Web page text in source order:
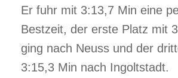
Er fuhr mit 3:13,7 Min eine
Bestzeit, der erste Platz mit
ging nach Neuss und der
3:15,3 Min nach Ingoltstadt.